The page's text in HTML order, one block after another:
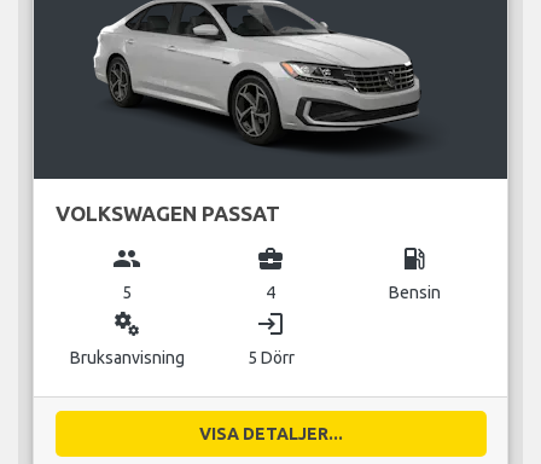
VOLKSWAGEN PASSAT
group
5
business_center
4
local_gas_station
Bensin
miscellaneous_services
Bruksanvisning
login
5 Dörr
VISA DETALJER...